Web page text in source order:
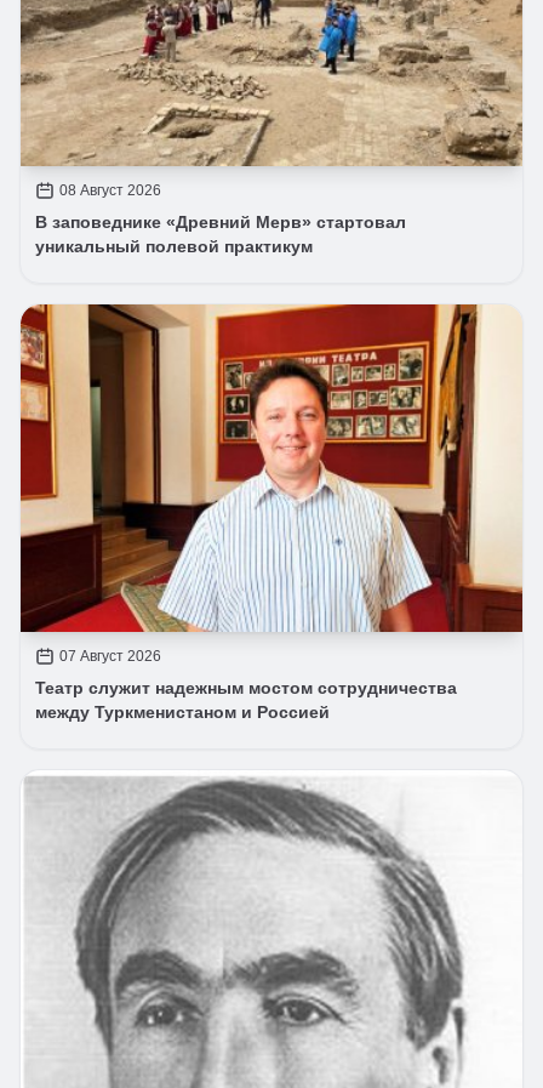
08 Август 2026
В заповеднике «Древний Мерв» стартовал
уникальный полевой практикум
07 Август 2026
Театр служит надежным мостом сотрудничества
между Туркменистаном и Россией